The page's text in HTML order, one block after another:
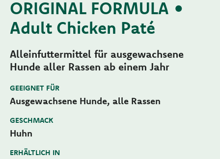
ORIGINAL FORMULA •
Adult Chicken Paté
Alleinfuttermittel für ausgewachsene
Hunde aller Rassen ab einem Jahr
GEEIGNET FÜR
Ausgewachsene Hunde, alle Rassen
GESCHMACK
Huhn
ERHÄLTLICH IN